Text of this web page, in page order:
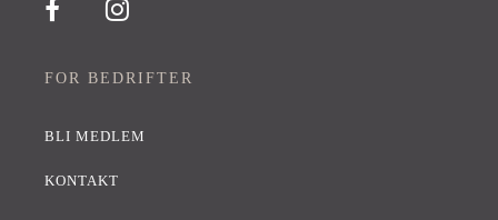
FOR BEDRIFTER
BLI MEDLEM
KONTAKT